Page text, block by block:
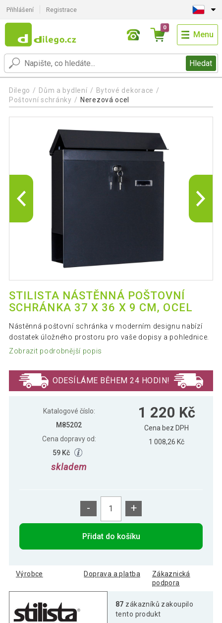
Přihlášení Registrace
Hledat
0
Menu
Dilego Dům a bydlení
Bytové dekorace
Poštovní schránky
Nerezová ocel
STILISTA NÁSTĚNNÁ POŠTOVNÍ
SCHRÁNKA 37 X 36 X 9 CM, OCEL
Nástěnná poštovní schránka v moderním designu nabízí
dostatek úložného prostoru pro vaše dopisy a pohlednice.
Zobrazit podrobnější popis
ODESÍLÁME BĚHEM 24 HODIN!
Katalogové číslo:
M85202
Cena dopravy od:
59 Kč
skladem
1 220 Kč
Cena bez DPH
1 008,26 Kč
- +
Přidat do košíku
Výrobce Doprava a platba
Zákaznická
podpora
87 zákazníků zakoupilo
tento produkt